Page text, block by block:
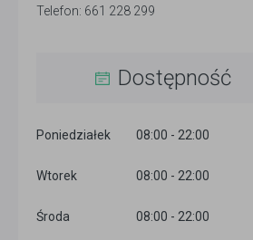
Telefon: 661 228 299
Dostępność
Poniedziałek 08:00 - 22:00
Wtorek 08:00 - 22:00
Środa 08:00 - 22:00